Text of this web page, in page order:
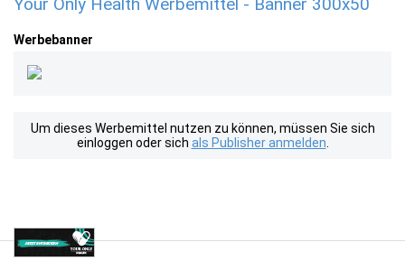
Werbebanner
Um dieses Werbemittel nutzen zu können, müssen Sie sich
einloggen oder sich als Publisher anmelden